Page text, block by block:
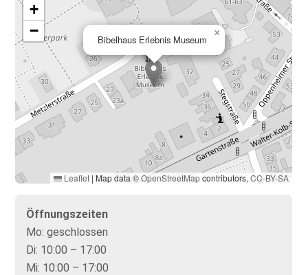
Bibelhaus Erlebnis Museum
×
+
−
Leaflet | Map data ©OpenStreetMapcontributors,CC-BY-SA
Öffnungszeiten
Mo: geschlossen
Di: 10:00 – 17:00
Mi: 10:00 – 17:00